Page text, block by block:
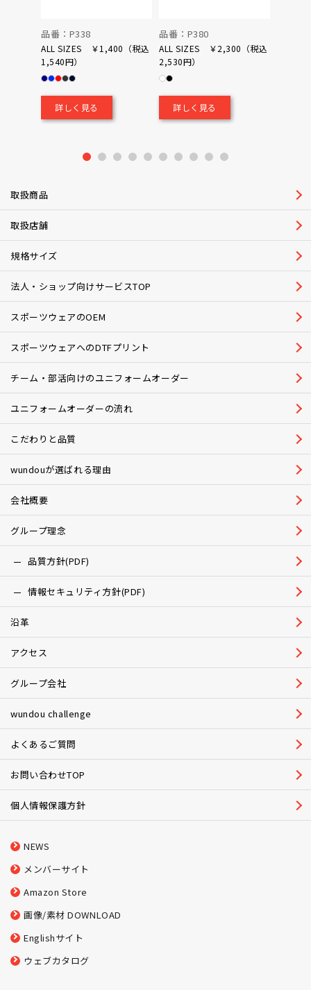
品番：P338
ALL SIZES ￥1,400（税込
1,540円）
詳しく見る
品番：P380
ALL SIZES ￥2,300（税込
2,530円）
詳しく見る
3 4 5 6 7 8 9 10
取扱商品
取扱店舗
規格サイズ
法人・ショップ向けサービスTOP
スポーツウェアのOEM
スポーツウェアへのDTFプリント
チーム・部活向けのユニフォームオーダー
ユニフォームオーダーの流れ
こだわりと品質
wundouが選ばれる理由
会社概要
グループ理念
品質方針(PDF)
情報セキュリティ方針(PDF)
沿革
アクセス
グループ会社
wundou challenge
よくあるご質問
お問い合わせTOP
個人情報保護方針
NEWS
メンバーサイト
Amazon Store
画像/素材 DOWNLOAD
Englishサイト
ウェブカタログ